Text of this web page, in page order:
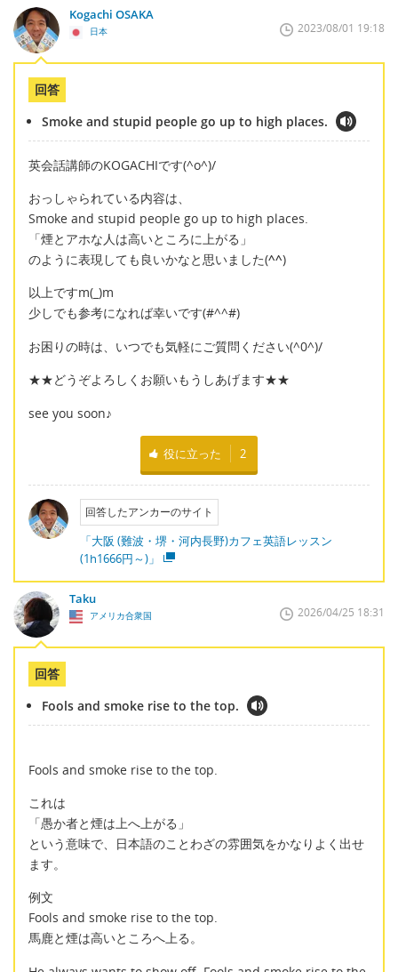
Kogachi OSAKA
日本 2023/08/01 19:18
回答
Smoke and stupid people go up to high places.
英会話講師のKOGACHIです(^o^)/
おっしゃられている内容は、
Smoke and stupid people go up to high places.
「煙とアホな人は高いところに上がる」
のように表現しても良いかなと思いました(^^)
以上ですm(_)m
少しでも参考になれば幸いです(#^^#)
お困りの時は、いつでも気軽にご質問ください(^0^)/
★★どうぞよろしくお願いもうしあげます★★
see you soon♪
役に立った 2
回答したアンカーのサイト
「大阪 (難波・堺・河内長野)カフェ英語レッスン
(1h1666円～)」
Taku
アメリカ合衆国 2026/04/25 18:31
回答
Fools and smoke rise to the top.
Fools and smoke rise to the top.
これは
「愚か者と煙は上へ上がる」
という意味で、日本語のことわざの雰囲気をかなりよく出せ
ます。
例文
Fools and smoke rise to the top.
馬鹿と煙は高いところへ上る。